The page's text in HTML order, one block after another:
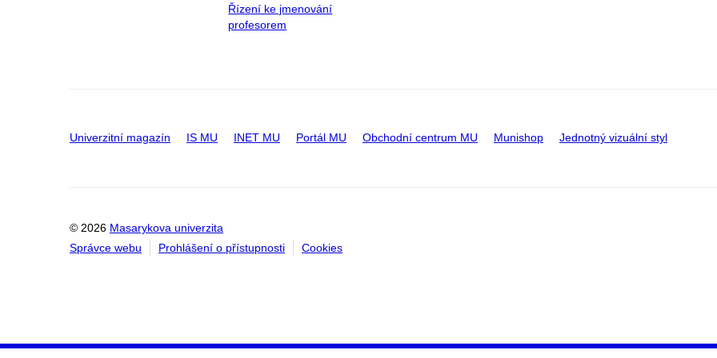
Řízení ke jmenování
profesorem
Univerzitní magazín IS MU INET MU Portál MU Obchodní centrum MU Munishop Jednotný vizuální styl
© 2026 Masarykova univerzita
Správce webu
Prohlášení o přístupnosti Cookies